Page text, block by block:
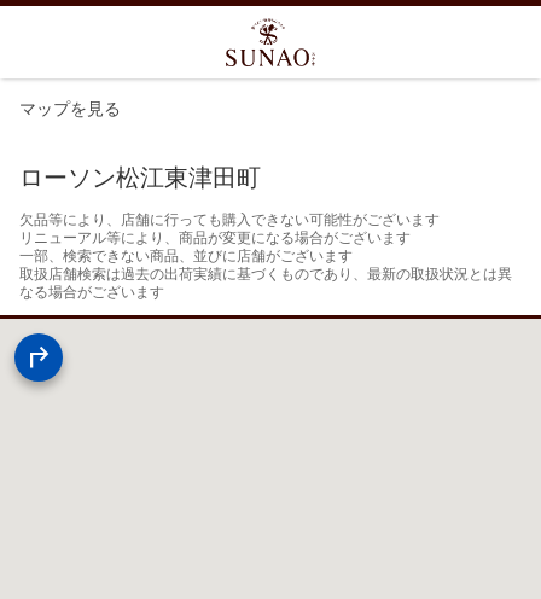
マップを見る
ローソン松江東津田町
欠品等により、店舗に行っても購入できない可能性がございます
リニューアル等により、商品が変更になる場合がございます
一部、検索できない商品、並びに店舗がございます
取扱店舗検索は過去の出荷実績に基づくものであり、最新の取扱状況とは異
なる場合がございます